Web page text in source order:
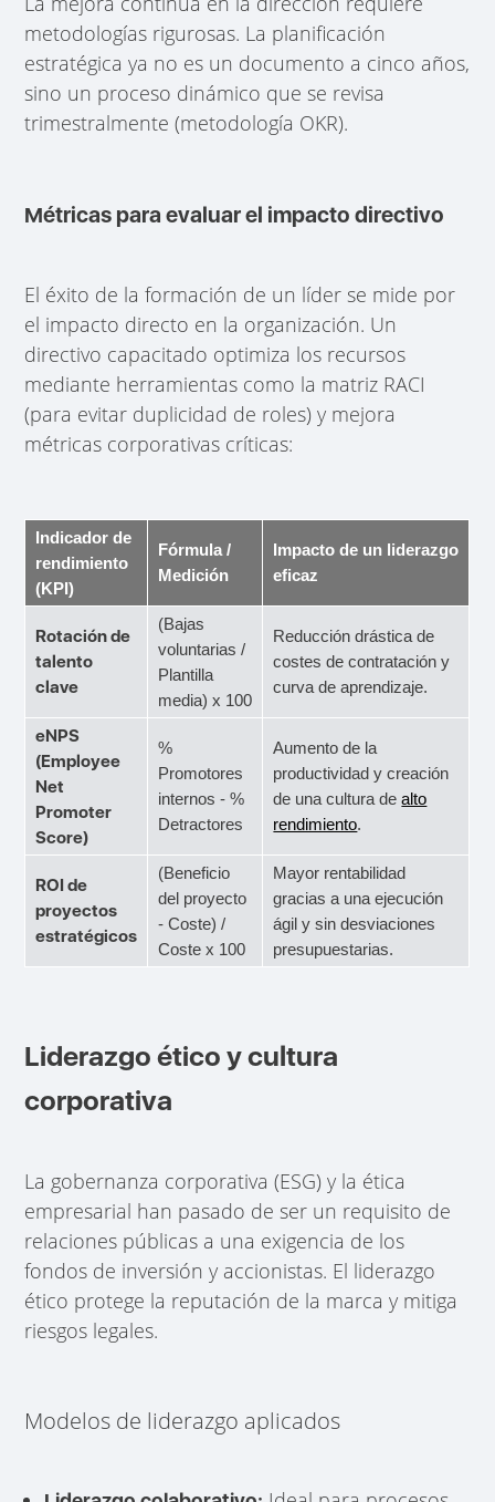
metodologías rigurosas. La planificación
estratégica ya no es un documento a cinco años,
sino un proceso dinámico que se revisa
trimestralmente (metodología OKR).
Métricas para evaluar el impacto directivo
El éxito de la formación de un líder se mide por
el impacto directo en la organización. Un
directivo capacitado optimiza los recursos
mediante herramientas como la matriz RACI
(para evitar duplicidad de roles) y mejora
métricas corporativas críticas:
Indicador de
rendimiento
(KPI)
Fórmula /
Medición
Impacto de un liderazgo
eficaz
Rotación de
talento
clave
(Bajas
voluntarias /
Plantilla
media) x 100
Reducción drástica de
costes de contratación y
curva de aprendizaje.
eNPS
(Employee
Net
Promoter
Score)
%
Promotores
internos - %
Detractores
Aumento de la
productividad y creación
de una cultura dealto
rendimiento.
ROI de
proyectos
estratégicos
(Beneficio
del proyecto
- Coste) /
Coste x 100
Mayor rentabilidad
gracias a una ejecución
ágil y sin desviaciones
presupuestarias.
Liderazgo ético y cultura
corporativa
La gobernanza corporativa (ESG) y la ética
empresarial han pasado de ser un requisito de
relaciones públicas a una exigencia de los
fondos de inversión y accionistas. El liderazgo
ético protege la reputación de la marca y mitiga
riesgos legales.
Modelos de liderazgo aplicados